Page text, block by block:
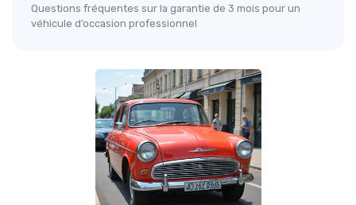
Questions fréquentes sur la garantie de 3 mois pour un
véhicule d’occasion professionnel